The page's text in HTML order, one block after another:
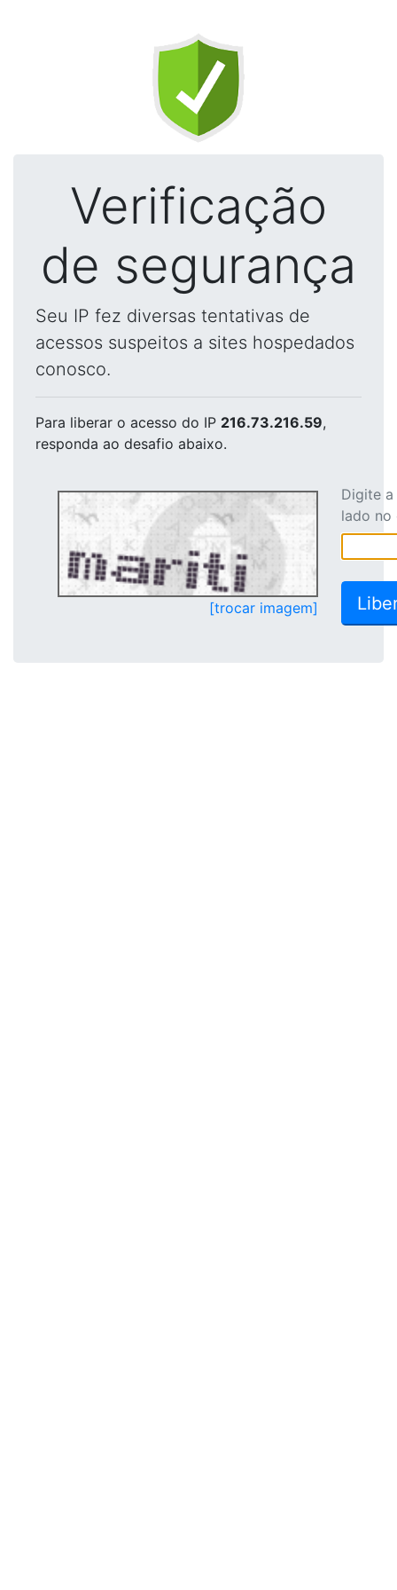
Verificação
de segurança
Seu IP fez diversas tentativas de
acessos suspeitos a sites hospedados
conosco.
Para liberar o acesso do IP 216.73.216.59,
responda ao desafio abaixo.
[trocar imagem]
Digite
lado no